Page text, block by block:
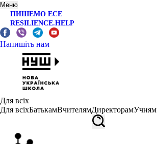
Меню
ПИШЕМО ЕСЕ
RESILIENCE.HELP
Напишіть нам
Для всіх
Для всіхБатькамВчителямДиректорамУчням